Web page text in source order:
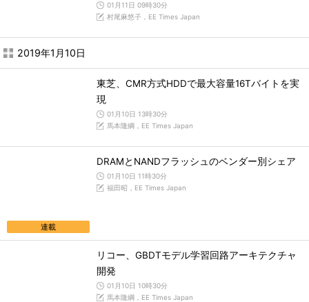
01月11日 09時30分
村尾麻悠子，EE Times Japan
2019年1月10日
東芝、CMR方式HDDで最大容量16Tバイトを実
現
01月10日 13時30分
馬本隆綱，EE Times Japan
連載
DRAMとNANDフラッシュのベンダー別シェア
01月10日 11時30分
福田昭，EE Times Japan
リコー、GBDTモデル学習回路アーキテクチャ
開発
01月10日 10時30分
馬本隆綱，EE Times Japan